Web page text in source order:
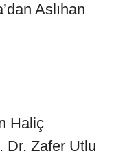
Aslıhan
Haliç
Dr. Zafer Utlu